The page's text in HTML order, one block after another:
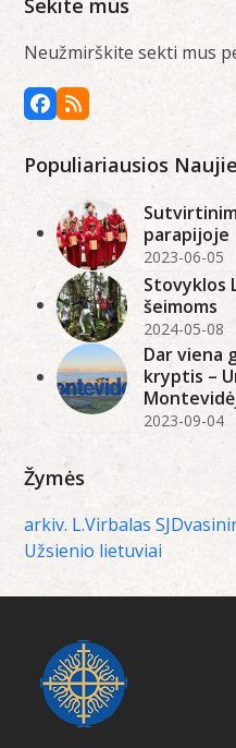
Neužmirškite sekti mus
Facebook
RSS
Populiariausios
parapijoje
2023-06-05
Stovyklos
šeimoms
2024-05-08
Dar viena
kryptis –
2023-09-04
Žymės
arkiv. L.Virbalas SJ
Užsienio lietuviai